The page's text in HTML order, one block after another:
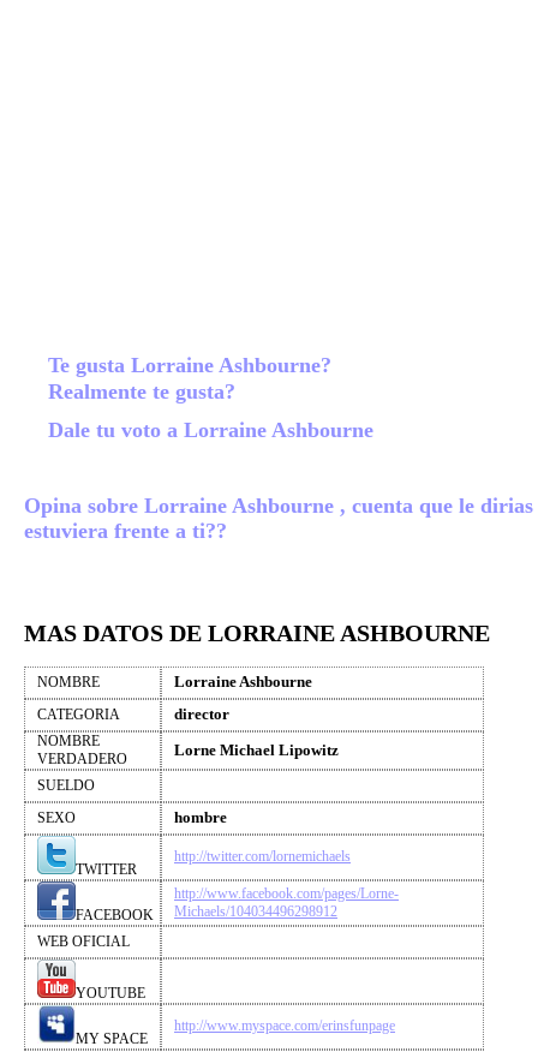
Te gusta Lorraine Ashbourne?
Realmente te gusta?
Dale tu voto a Lorraine Ashbourne
Opina sobre Lorraine Ashbourne , cuenta que le dirias
estuviera frente a ti??
MAS DATOS DE LORRAINE ASHBOURNE
NOMBRE Lorraine Ashbourne
CATEGORIA director
NOMBRE
VERDADERO
Lorne Michael Lipowitz
SUELDO
SEXO
hombre
TWITTER
http://twitter.com/lornemichaels
FACEBOOK
http://www.facebook.com/pages/Lorne-
Michaels/104034496298912
WEB OFICIAL
YOUTUBE
MY SPACE
http://www.myspace.com/erinsfunpage